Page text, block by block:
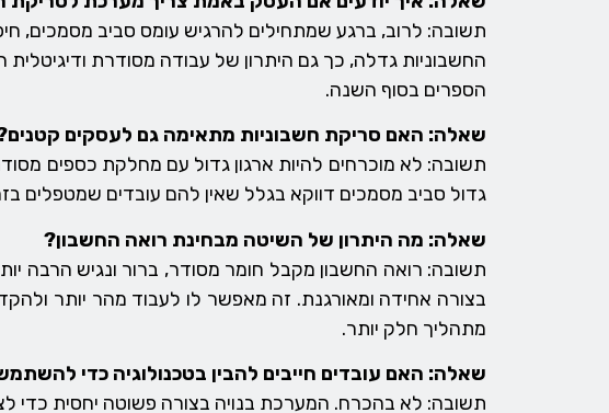
תשובה: לרוב, ברגע שמתחילים להרגיש עומס סביב מסמכים,
החשבוניות גדלה, כך גם היתרון של עבודה מסודרת
הספרים בסוף השנה.
שאלה: האם סריקת חשבוניות מתאימה גם לעסקים
תשובה: לא מוכרחים להיות ארגון גדול עם מחלקת כספים
גדול סביב מסמכים דווקא בגלל שאין להם עובדים שמטפלים
שאלה: מה היתרון של השיטה מבחינת רואה החשבון?
תשובה: רואה החשבון מקבל חומר מסודר, ברור ונגיש הרבה
בצורה אחידה ומאורגנת. זה מאפשר לו לעבוד מהר יותר
מתהליך חלק יותר.
שאלה: האם עובדים חייבים להבין בטכנולוגיה כדי
תשובה: לא בהכרח. המערכת בנויה בצורה פשוטה יחסית כדי